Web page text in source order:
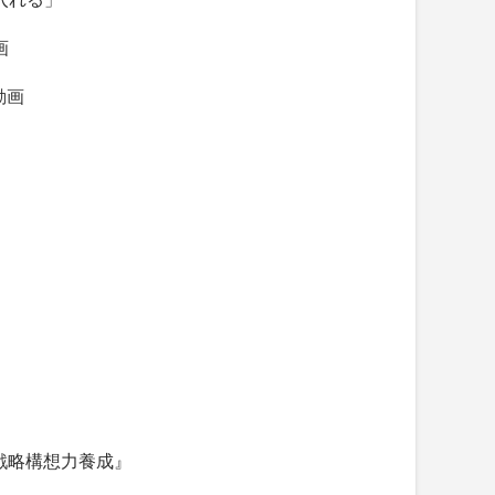
画
構想力養成』